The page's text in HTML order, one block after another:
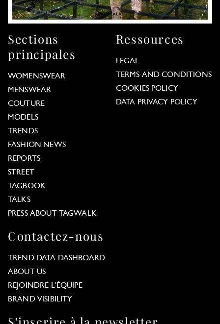
Sections
principales
WOMENSWEAR
MENSWEAR
COUTURE
MODELS
TRENDS
FASHION NEWS
REPORTS
STREET
TAGBOOK
TALKS
PRESS ABOUT TAGWALK
Ressources
LEGAL
TERMS AND CONDITIONS
COOKIES POLICY
DATA PRIVACY POLICY
Contactez-nous
TREND DATA DASHBOARD
ABOUT US
REJOINDRE L'ÉQUIPE
BRAND VISIBILITY